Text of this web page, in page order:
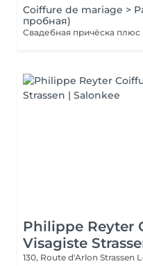
Coiffure de mariage >
пробная)
Philippe Reyter
Visagiste
130, Route d'Arlon Strassen